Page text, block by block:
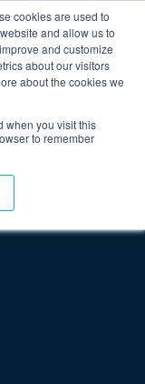
cookies are used to
and allow us to
and customize
about our visitors
about the cookies we
when you visit this
to remember